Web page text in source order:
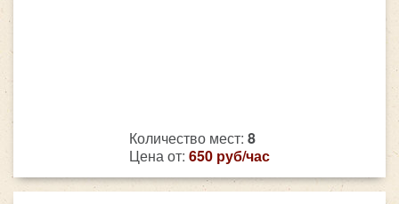
Количество мест: 8
Цена от: 650 руб/час